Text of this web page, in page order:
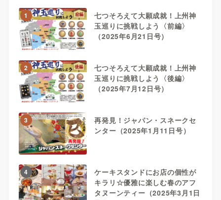
1
七つそろえて大願成就！上州神
玉巡りに挑戦しよう〈前編〉
（2025年6月21日号）
2
七つそろえて大願成就！上州神
玉巡りに挑戦しよう〈後編〉
（2025年7月12日号）
3
再発見！ジャパン・スネークセ
ンター（2025年1月11日号）
4
ケーキスタンドにお店の個性が
キラリ☆優雅に楽しむ春のアフ
タヌーンティー（2025年3月1日